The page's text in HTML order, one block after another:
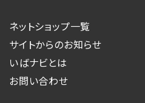
ネットショップ一覧
サイトからのお知らせ
いばナビとは
お問い合わせ